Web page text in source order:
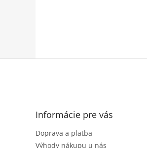
Informácie pre vás
Doprava a platba
Výhody nákupu u nás